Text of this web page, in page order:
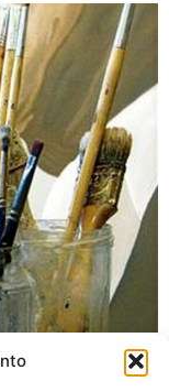
rodaje y
en Lisboa el